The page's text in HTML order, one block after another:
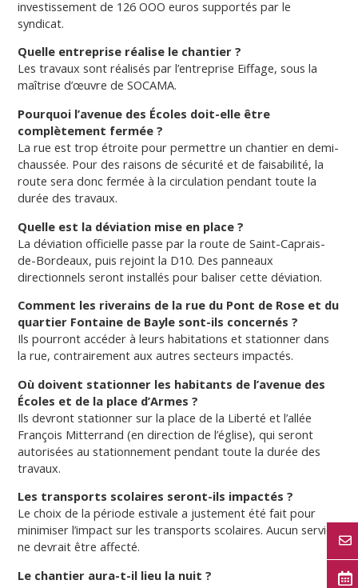
investissement de 126 OOO euros supportés par le
syndicat.
Quelle entreprise réalise le chantier ?
Les travaux sont réalisés par l’entreprise Eiffage, sous la
maîtrise d’œuvre de SOCAMA.
Pourquoi l’avenue des Écoles doit-elle être
complètement fermée ?
La rue est trop étroite pour permettre un chantier en demi-
chaussée. Pour des raisons de sécurité et de faisabilité, la
route sera donc fermée à la circulation pendant toute la
durée des travaux.
Quelle est la déviation mise en place ?
La déviation officielle passe par la route de Saint-Caprais-
de-Bordeaux, puis rejoint la D10. Des panneaux
directionnels seront installés pour baliser cette déviation.
Comment les riverains de la rue du Pont de Rose et du
quartier Fontaine de Bayle sont-ils concernés ?
Ils pourront accéder à leurs habitations et stationner dans
la rue, contrairement aux autres secteurs impactés.
Où doivent stationner les habitants de l’avenue des
Écoles et de la place d’Armes ?
Ils devront stationner sur la place de la Liberté et l’allée
François Mitterrand (en direction de l’église), qui seront
autorisées au stationnement pendant toute la durée des
travaux.
Les transports scolaires seront-ils impactés ?
Le choix de la période estivale a justement été fait pour
minimiser l’impact sur les transports scolaires. Aucun service
ne devrait être affecté.
Le chantier aura-t-il lieu la nuit ?